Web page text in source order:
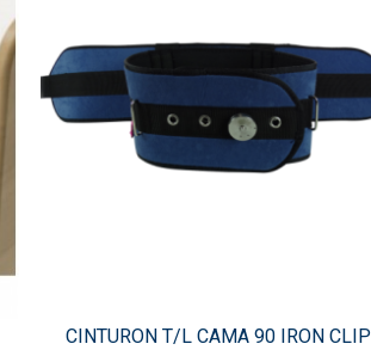
CINTURON T/L CAMA 90 IRON CLIP